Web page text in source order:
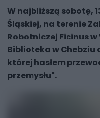
W najbliższą sobotę,
Śląskiej, na terenie
Robotniczej Ficinus
Biblioteka w Chebziu
której hasłem
przemysłu".